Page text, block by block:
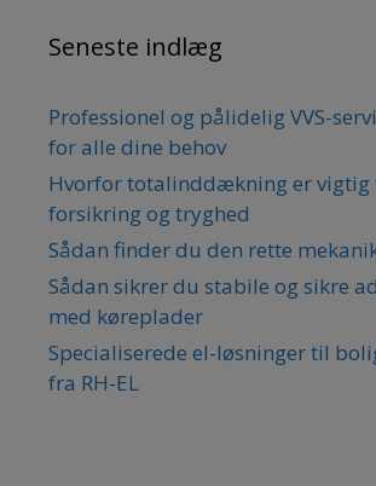
Seneste indlæg
Professionel og pålidelig VVS-
for alle dine behov
Hvorfor totalinddækning er vigtig
forsikring og tryghed
Sådan finder du den rette
Sådan sikrer du stabile og sikre
med køreplader
Specialiserede el-løsninger til
fra RH-EL